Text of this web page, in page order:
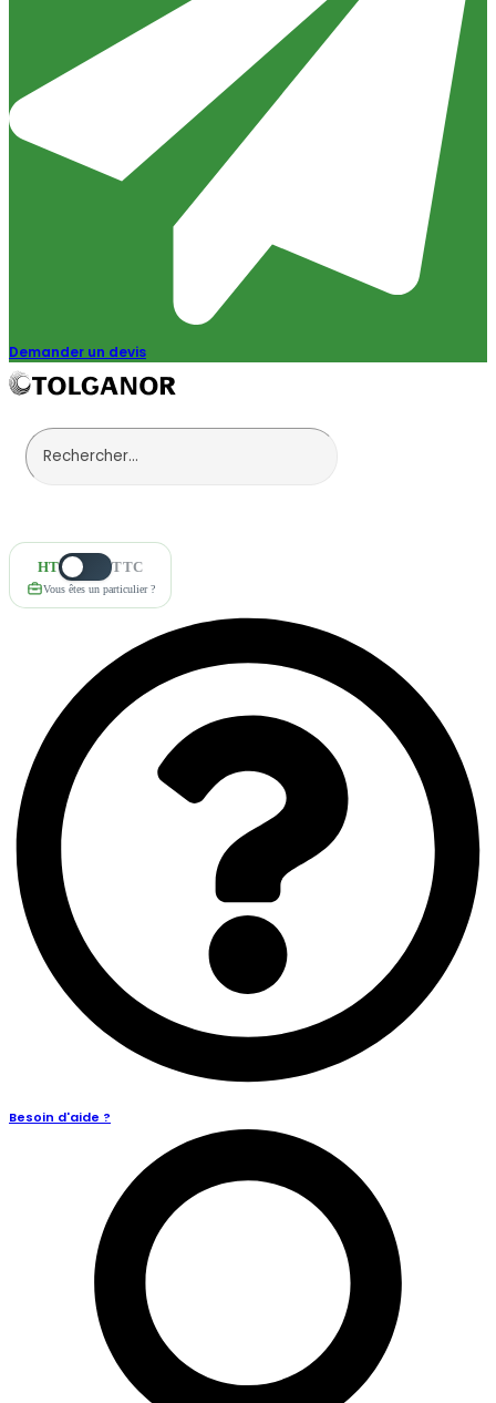
Demander un devis
HT TTC
Vous êtes un particulier ?
Besoin d'aide ?